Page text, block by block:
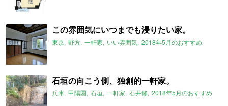
この雰囲気にいつまでも浸りたい家。
東京 野方 一軒家 いい雰囲気 2018年5月のおすすめ
石垣の向こう側、独創的一軒家。
兵庫 甲陽園 石垣 一軒家 石井修 2018年5月のおすすめ